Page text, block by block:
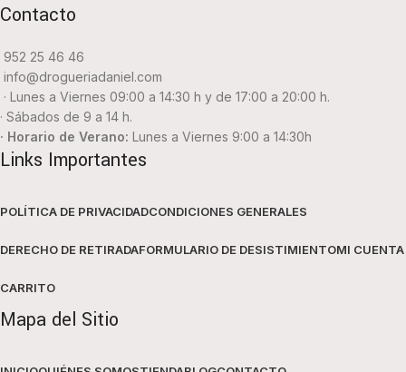
Contacto
952 25 46 46
info@drogueriadaniel.com
· Lunes a Viernes 09:00 a 14:30 h y de 17:00 a 20:00 h.
· Sábados de 9 a 14 h.
· Horario de Verano: Lunes a Viernes 9:00 a 14:30h
Links Importantes
POLÍTICA DE PRIVACIDADCONDICIONES GENERALES
DERECHO DE RETIRADAFORMULARIO DE DESISTIMIENTOMI CUENTA
CARRITO
Mapa del Sitio